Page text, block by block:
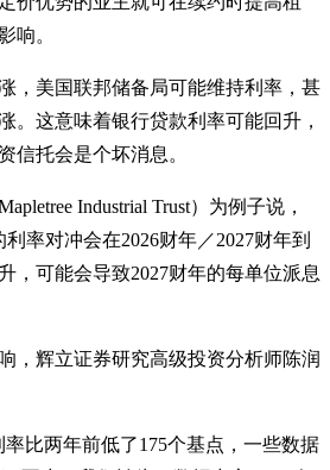
响。
，美国联邦储备局可能维持利率，甚
。这意味着银行贷款利率可能回升，
信托会是个坏消息。
Industrial Trust）为例子说，
率对冲会在2026财年／2027财年到
，可能会导致2027财年的每单位派息
，辉立证券研究高级投资分析师陈润
比两年前低了175个基点，一些数据